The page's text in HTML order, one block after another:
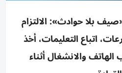
بلا حوادث»: الالتزام
اتباع التعليمات، أخذ
والانشغال أثناء